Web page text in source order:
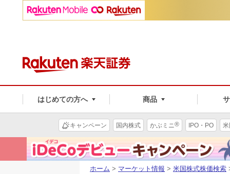
はじめての方へ 商品
キャンペーン 国内株式 かぶミニ® IPO・PO
ホーム > マーケット情報 > 米国株式株価検索